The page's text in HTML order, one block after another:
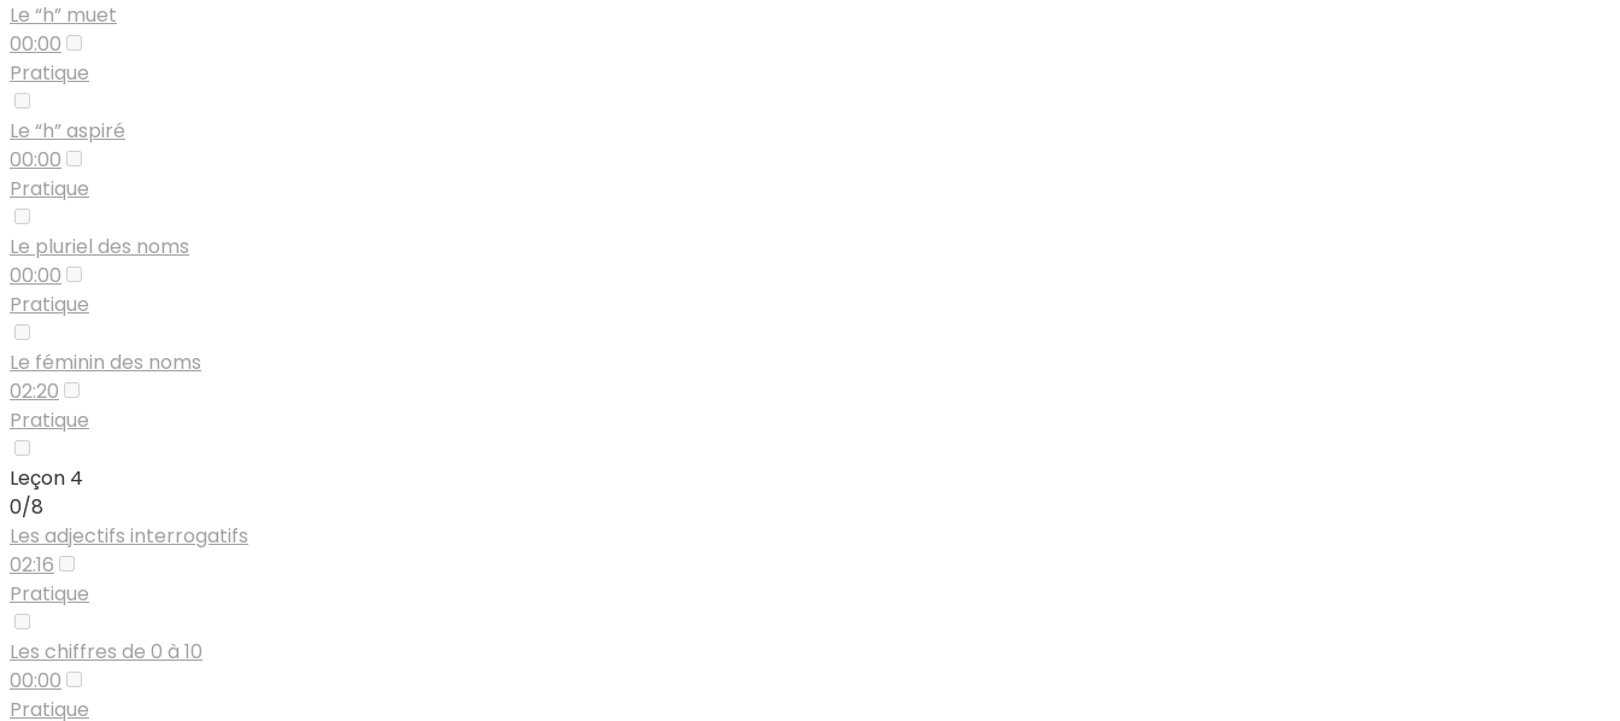
Le “h” muet
00:00
Pratique
Le “h” aspiré
00:00
Pratique
Le pluriel des noms
00:00
Pratique
Le féminin des noms
02:20
Pratique
Leçon 4
0/8
Les adjectifs interrogatifs
02:16
Pratique
Les chiffres de 0 à 10
00:00
Pratique